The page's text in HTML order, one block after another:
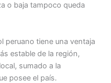
o baja tampoco queda
peruano tiene una ventaja
estable de la región,
sumado a la
posee el país.